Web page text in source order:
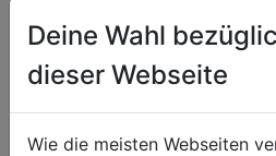
MEHR ZUM THEMA:
Deine Wahl
dieser Webseite
Wie die meisten Webseiten